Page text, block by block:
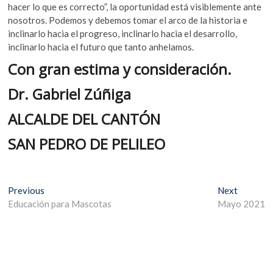
hacer lo que es correcto”, la oportunidad está visiblemente ante
nosotros. Podemos y debemos tomar el arco de la historia e
inclinarlo hacia el progreso, inclinarlo hacia el desarrollo,
inclinarlo hacia el futuro que tanto anhelamos.
Con gran estima y consideración.
Dr. Gabriel Zúñiga
ALCALDE DEL CANTÓN
SAN PEDRO DE PELILEO
Previous
Educación para Mascotas
Next
Mayo 2021